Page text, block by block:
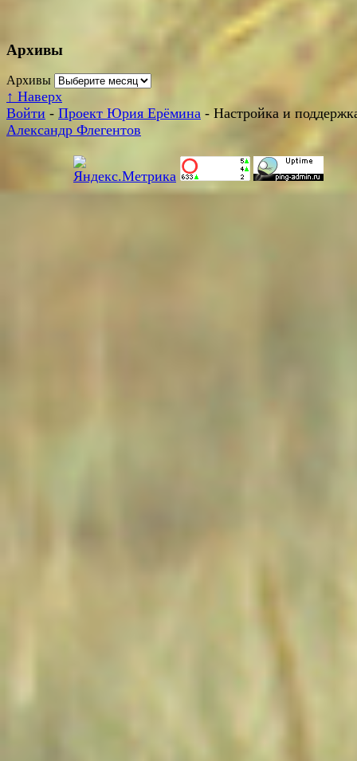
Архивы
Архивы
↑ Наверх
Войти - Проект Юрия Ерёмина - Настройка и
Александр Флегентов